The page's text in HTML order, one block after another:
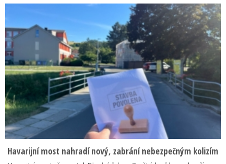
Havarijní most nahradí nový, zabrání nebezpečným kolizím